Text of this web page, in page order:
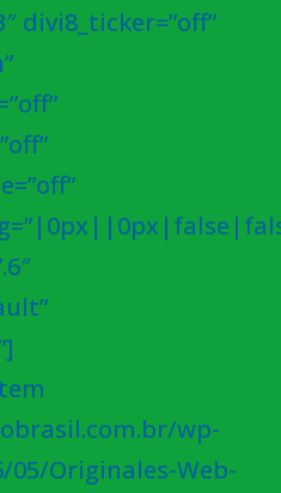
divi8_ticker=”off”
wp-
Originales-Web-